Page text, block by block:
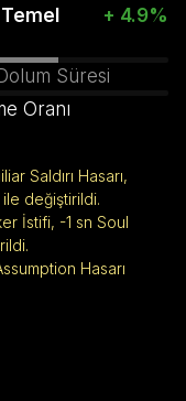
+ 4.9%
Süresi
Oranı
Saldırı Hasarı,
ile değiştirildi.
İstifi, -1 sn Soul
Hasarı